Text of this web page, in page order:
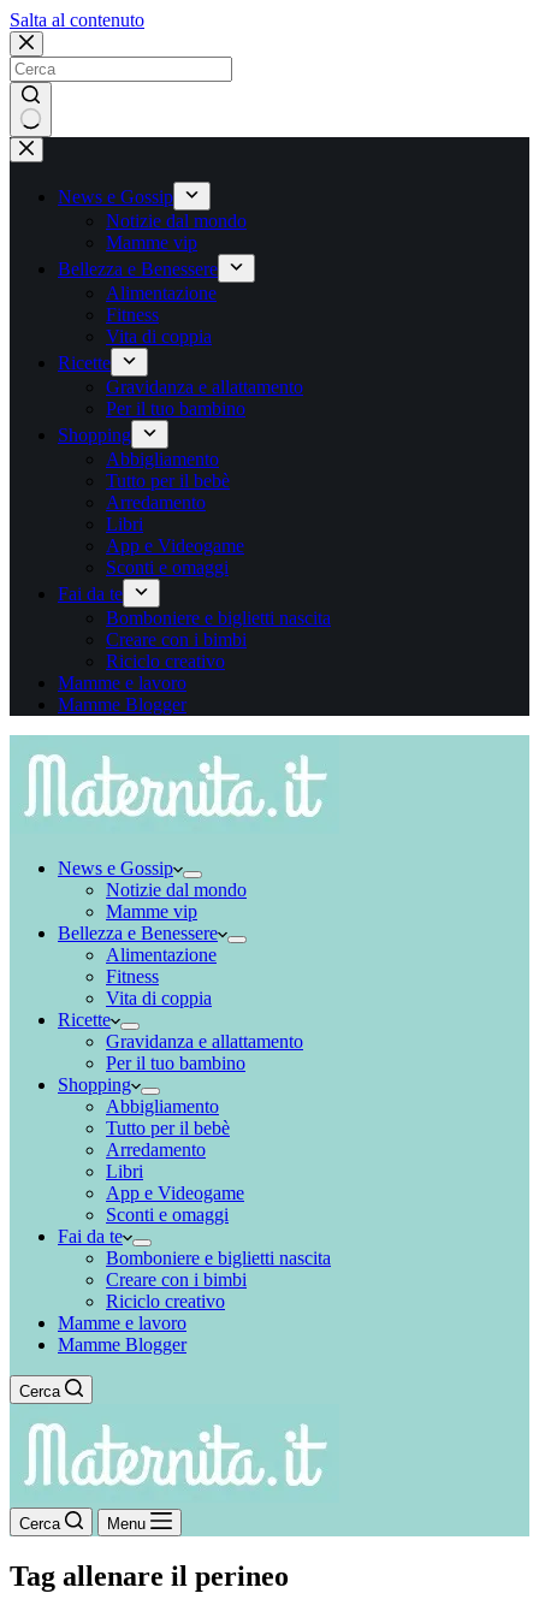
Salta al contenutoSalta
contenuto
Nessun
risultato
News e Gossip
Notizie dal mondo
Mamme vip
Bellezza e Benessere
Alimentazione
Fitness
Vita di coppia
Ricette
Gravidanza e allattamento
Per il tuo bambino
Shopping
Abbigliamento
Tutto per il bebè
Arredamento
Libri
App e Videogame
Sconti e omaggi
Fai da te
Bomboniere e biglietti nascita
Creare con i bimbi
Riciclo creativo
Mamme e lavoro
Mamme Blogger
News e Gossip
Notizie dal mondo
Mamme vip
Bellezza e Benessere
Alimentazione
Fitness
Vita di coppia
Ricette
Gravidanza e allattamento
Per il tuo bambino
Shopping
Abbigliamento
Tutto per il bebè
Arredamento
Libri
App e Videogame
Sconti e omaggi
Fai da te
Bomboniere e biglietti nascita
Creare con i bimbi
Riciclo creativo
Mamme e lavoro
Mamme Blogger
Cerca
Cerca Menu
Tag allenare il perineo